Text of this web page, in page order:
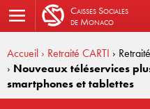
CaissesSociales
de Monaco
Accueil › Retraité CARTI ›
› Nouveaux téléservices
smartphones et tablettes